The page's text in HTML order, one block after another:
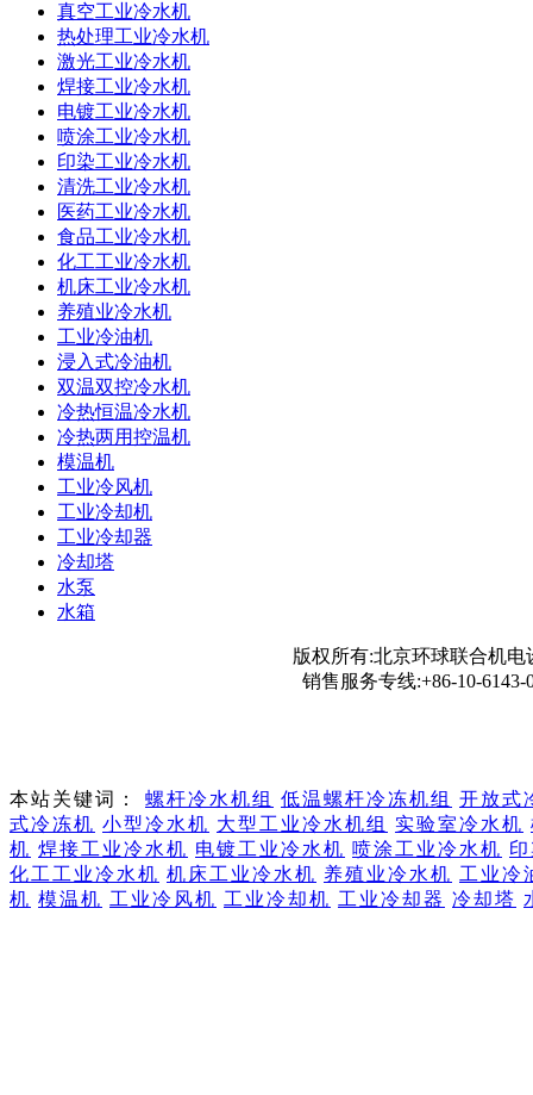
真空工业冷水机
热处理工业冷水机
激光工业冷水机
焊接工业冷水机
电镀工业冷水机
喷涂工业冷水机
印染工业冷水机
清洗工业冷水机
医药工业冷水机
食品工业冷水机
化工工业冷水机
机床工业冷水机
养殖业冷水机
工业冷油机
浸入式冷油机
双温双控冷水机
冷热恒温冷水机
冷热两用控温机
模温机
工业冷风机
工业冷却机
工业冷却器
冷却塔
水泵
水箱
版权所有:北京环球联合
销售服务专线:+86-10-
本站关键词： 螺杆冷水机组 低温螺杆冷冻机组
开放式
式冷冻机 小型冷水机 大型工业冷水机组 实验室冷水机
机 焊接工业冷水机 电镀工业冷水机 喷涂工业冷水机
化工工业冷水机 机床工业冷水机 养殖业冷水机 工业冷
机 模温机 工业冷风机 工业冷却机 工业冷却器 冷却塔